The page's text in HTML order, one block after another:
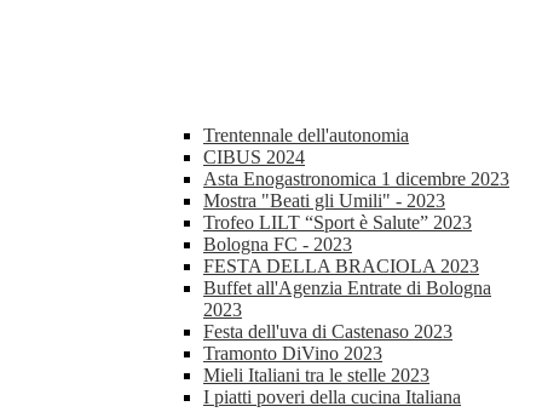
Trentennale dell'autonomia
CIBUS 2024
Asta Enogastronomica 1 dicembre 2023
Mostra "Beati gli Umili" - 2023
Trofeo LILT “Sport è Salute” 2023
Bologna FC - 2023
FESTA DELLA BRACIOLA 2023
Buffet all'Agenzia Entrate di Bologna
2023
Festa dell'uva di Castenaso 2023
Tramonto DiVino 2023
Mieli Italiani tra le stelle 2023
I piatti poveri della cucina Italiana